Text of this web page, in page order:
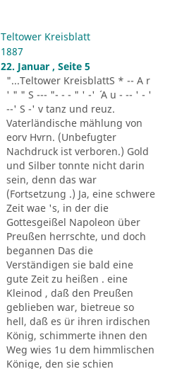
Teltower Kreisblatt
1887
22. Januar , Seite 5
"...Teltower KreisblattS * -- A r
' " " S --- "- - - " ' -' ´ A u - -- ' - '
--' S -' v tanz und reuz.
Vaterländische mählung von
eorv Hvrn. (Unbefugter
Nachdruck ist verboren.) Gold
und Silber tonnte nicht darin
sein, denn das war
(Fortsetzung .) Ja, eine schwere
Zeit wae 's, in der die
Gottesgeißel Napoleon über
Preußen herrschte, und doch
begannen Das die
Verständigen sie bald eine
gute Zeit zu heißen . eine
Kleinod , daß den Preußen
geblieben war, bietreue so
hell, daß es ür ihren irdischen
König, schimmerte ihnen den
Weg wies 1u dem himmlischen
Könige, den sie schien